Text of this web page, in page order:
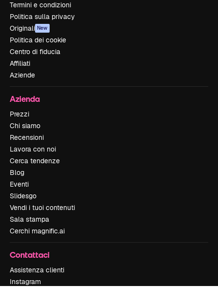
Termini e condizioni
Politica sulla privacy
Originali New
Politica dei cookie
Centro di fiducia
Affiliati
Aziende
Azienda
Prezzi
Chi siamo
Recensioni
Lavora con noi
Cerca tendenze
Blog
Eventi
Slidesgo
Vendi i tuoi contenuti
Sala stampa
Cerchi magnific.ai
Contattaci
Assistenza clienti
Instagram